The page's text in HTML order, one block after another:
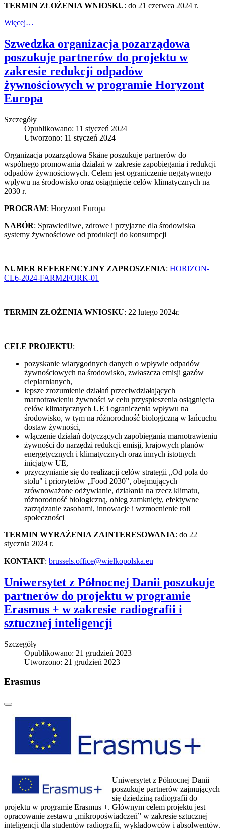
TERMIN ZŁOŻENIA WNIOSKU: do 21 czerwca 2024 r.
Więcej…
Szwedzka organizacja pozarządowa
poszukuje partnerów do projektu w
zakresie redukcji odpadów
żywnościowych w programie Horyzont
Europa
Szczegóły
Opublikowano: 11 styczeń 2024
Utworzono: 11 styczeń 2024
Organizacja pozarządowa Skåne poszukuje partnerów do
wspólnego promowania działań w zakresie zapobiegania i redukcji
odpadów żywnościowych. Celem jest ograniczenie negatywnego
wpływu na środowisko oraz osiągnięcie celów klimatycznych na
2030 r.
PROGRAM: Horyzont Europa
NABÓR: Sprawiedliwe, zdrowe i przyjazne dla środowiska
systemy żywnościowe od produkcji do konsumpcji
NUMER REFERENCYJNY ZAPROSZENIA: HORIZON-
CL6-2024-FARM2FORK-01
TERMIN ZŁOŻENIA WNIOSKU: 22 lutego 2024r.
CELE PROJEKTU:
pozyskanie wiarygodnych danych o wpływie odpadów
żywnościowych na środowisko, zwłaszcza emisji gazów
cieplarnianych,
lepsze zrozumienie działań przeciwdziałających
marnotrawieniu żywności w celu przyspieszenia osiągnięcia
celów klimatycznych UE i ograniczenia wpływu na
środowisko, w tym na różnorodność biologiczną w łańcuchu
dostaw żywności,
włączenie działań dotyczących zapobiegania marnotrawieniu
żywności do narzędzi redukcji emisji, krajowych planów
energetycznych i klimatycznych oraz innych istotnych
inicjatyw UE,
przyczynianie się do realizacji celów strategii „Od pola do
stołu" i priorytetów „Food 2030”, obejmujących
zrównoważone odżywianie, działania na rzecz klimatu,
różnorodność biologiczną, obieg zamknięty, efektywne
zarządzanie zasobami, innowacje i wzmocnienie roli
społeczności
TERMIN WYRAŻENIA ZAINTERESOWANIA: do 22
stycznia 2024 r.
KONTAKT: brussels.office@wielkopolska.eu
Uniwersytet z Północnej Danii poszukuje
partnerów do projektu w programie
Erasmus + w zakresie radiografii i
sztucznej inteligencji
Szczegóły
Opublikowano: 21 grudzień 2023
Utworzono: 21 grudzień 2023
Erasmus
Uniwersytet z Północnej Danii
poszukuje partnerów zajmujących
się dziedziną radiografii do
projektu w programie Erasmus +. Głównym celem projektu jest
opracowanie zestawu „mikropoświadczeń” w zakresie sztucznej
inteligencji dla studentów radiografii, wykładowców i absolwentów.